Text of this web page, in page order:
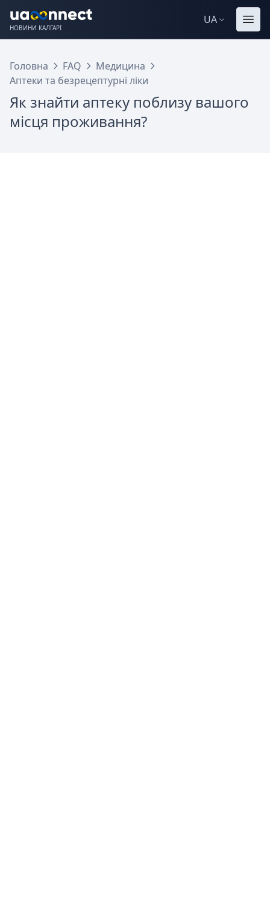
НОВИНИ КАЛГАРІ
UA
Головна FAQ
Медицина
Аптеки та безрецептурні ліки
Як знайти аптеку поблизу вашого
місця проживання?